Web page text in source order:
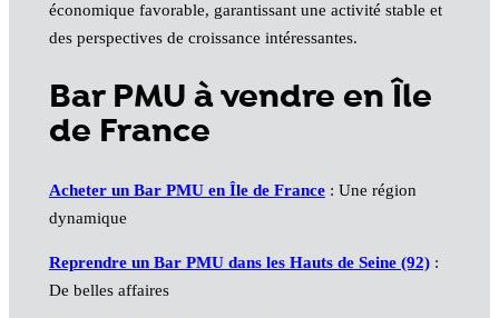
économique favorable, garantissant une activité stable et
des perspectives de croissance intéressantes.
Bar PMU à vendre en Île
de France
Acheter un Bar PMU en Île de France: Une région
dynamique
Reprendre un Bar PMU dans les Hauts de Seine (92):
De belles affaires